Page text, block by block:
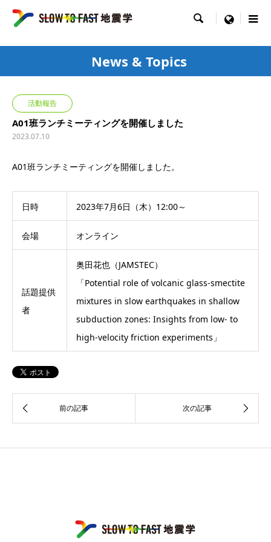
 menu
News & Topics
活動報告
A01班ランチミーティングを開催しました
2023.07.10
A01班ランチミーティングを開催しました。
日時 2023年7月6日（木）12:00～
会場 オンライン
話題提供
者
奥田花也（JAMSTEC）
「Potential role of volcanic glass-smectite
mixtures in slow earthquakes in shallow
subduction zones: Insights from low- to
high-velocity friction experiments」